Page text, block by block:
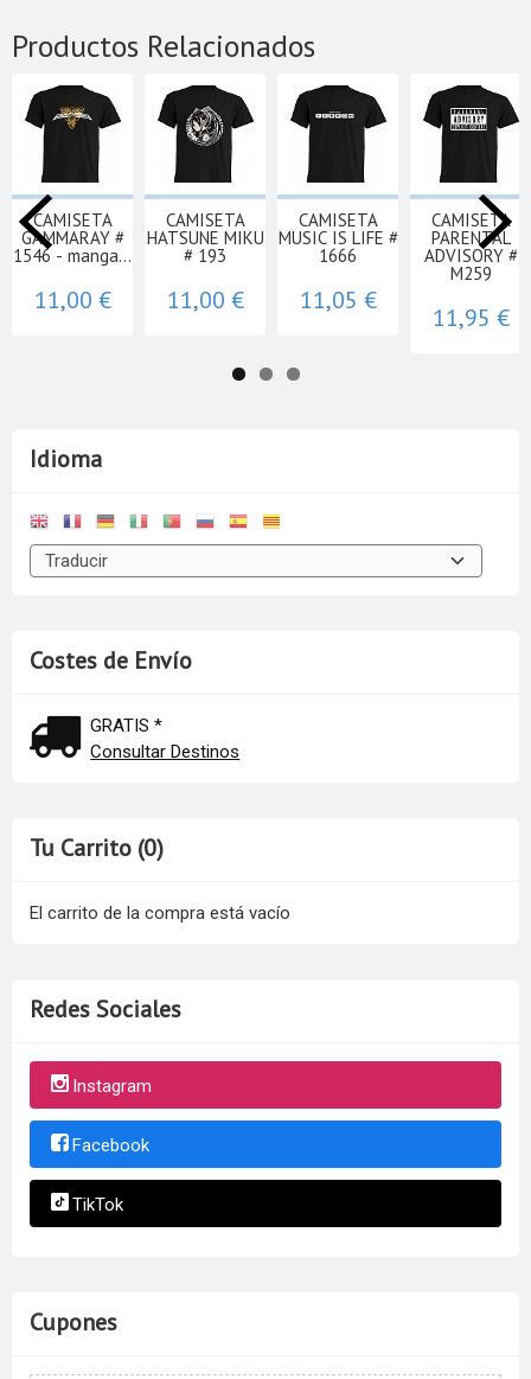
Idioma
Costes de Envío
GRATIS *
Consultar Destinos
Tu Carrito (0)
El carrito de la compra está vacío
Redes Sociales
Instagram
Facebook
TikTok
Cupones
Productos Relacionados
CAMISETA
GAMMARAY #
1546 - manga...
11,00 €
CAMISETA
HATSUNE MIKU
# 193
11,00 €
CAMISETA
MUSIC IS LIFE #
1666
11,05 €
CAMISETA
PARENTAL
ADVISORY #
M259
11,95 €